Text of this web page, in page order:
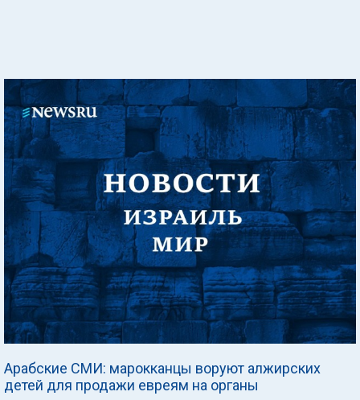
Арабские СМИ: марокканцы воруют алжирских
детей для продажи евреям на органы